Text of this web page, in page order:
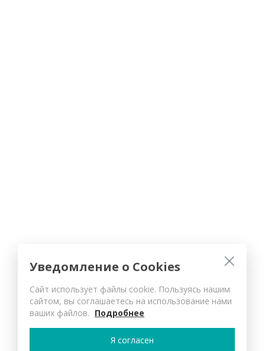
Уведомление о Cookies
Сайт использует файлы cookie. Пользуясь нашим
сайтом, вы соглашаетесь на использование нами
ваших файлов. Подробнее
Я согласен